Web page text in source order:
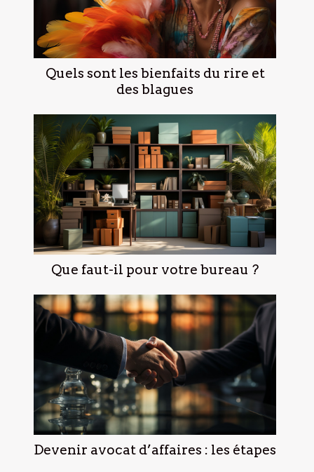
Quels sont les bienfaits du rire et
des blagues
Que faut-il pour votre bureau ?
Devenir avocat d’affaires : les étapes